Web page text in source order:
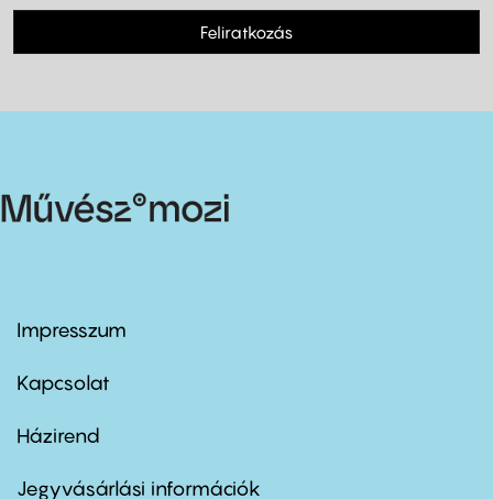
Feliratkozás
Footer
first
Impresszum
Kapcsolat
Footer
second
Házirend
Jegyvásárlási információk